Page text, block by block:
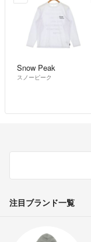
Snow Peak
スノーピーク
注目ブランド一覧